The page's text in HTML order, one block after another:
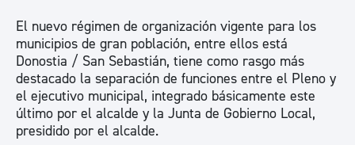
El nuevo régimen de organización vigente para los
municipios de gran población, entre ellos está
Donostia / San Sebastián, tiene como rasgo más
destacado la separación de funciones entre el Pleno y
el ejecutivo municipal, integrado básicamente este
último por el alcalde y la Junta de Gobierno Local,
presidido por el alcalde.